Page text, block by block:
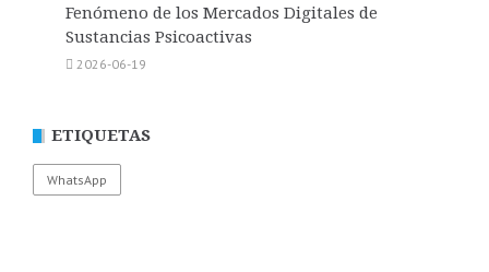
Fenómeno de los Mercados Digitales de
Sustancias Psicoactivas
2026-06-19
ETIQUETAS
WhatsApp